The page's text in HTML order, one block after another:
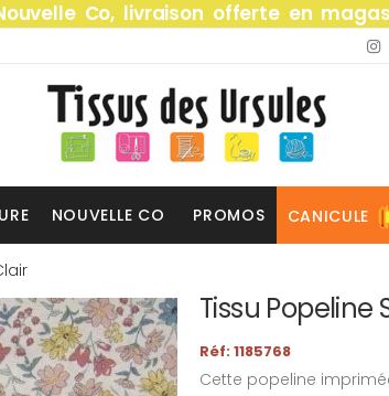
Co, livraison offerte en
NOUVELLE CO PROMOS CANICULE
Tissu
Réf: 1185768
Cette popeline